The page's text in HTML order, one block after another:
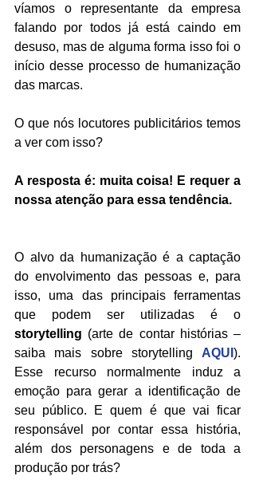
víamos o representante da empresa
falando por todos já está caindo em
desuso, mas de alguma forma isso foi o
início desse processo de humanização
das marcas.
O que nós locutores publicitários temos
a ver com isso?
A resposta é: muita coisa! E requer a
nossa atenção para essa tendência.
O alvo da humanização é a captação
do envolvimento das pessoas e, para
isso, uma das principais ferramentas
que podem ser utilizadas é o
storytelling (arte de contar histórias –
saiba mais sobre storytelling AQUI ).
Esse recurso normalmente induz a
emoção para gerar a identificação de
seu público. E quem é que vai ficar
responsável por contar essa história,
além dos personagens e de toda a
produção por trás?